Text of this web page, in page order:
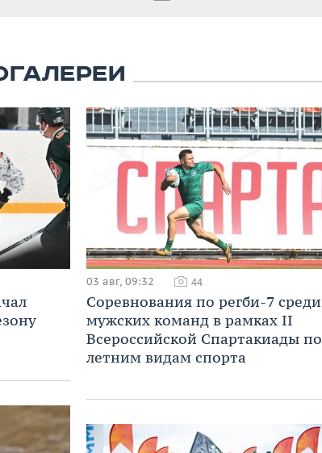
03 авг, 09:32 44
Соревнования по регби-7 среди
мужских команд в рамках II
Всероссийской Спартакиады по
летним видам спорта